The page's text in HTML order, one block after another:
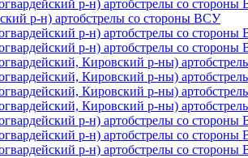
р-н) артобстрелы со
р-н) артобстрелы со стороны ВСУ
р-н) артобстрелы со
р-н) артобстрелы со
Кировский р-ны)
Кировский р-ны)
Кировский р-ны)
Кировский р-ны)
р-н) артобстрелы со
р-н) артобстрелы со
р-н) артобстрелы со